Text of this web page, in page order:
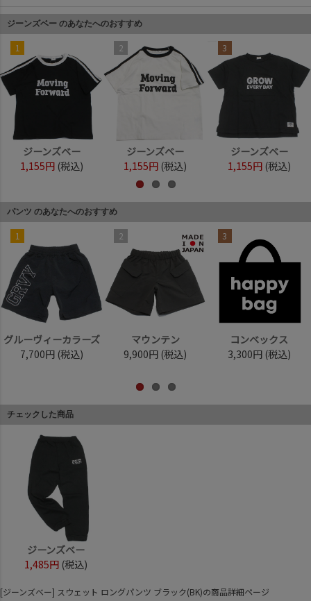
ジーンズベー のあなたへのおすすめ
1
ジーンズベー
1,155円 (税込)
2
ジーンズベー
1,155円 (税込)
3
ジーンズベー
1,155円 (税込)
パンツ のあなたへのおすすめ
1
グルーヴィーカラーズ
7,700円 (税込)
2
マウンテン
9,900円 (税込)
3
コンベックス
3,300円 (税込)
チェックした商品
ジーンズベー
1,485円 (税込)
[ジーンズベー] スウェット ロングパンツ ブラック(BK)の商品詳細ページ